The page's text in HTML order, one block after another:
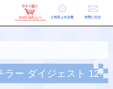
ご利用上の お問い合せ
ラー ダイジェスト 12-